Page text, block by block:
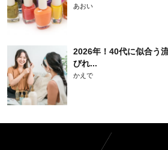
あおい
2026年！40代に似合う
びれ...
かえで